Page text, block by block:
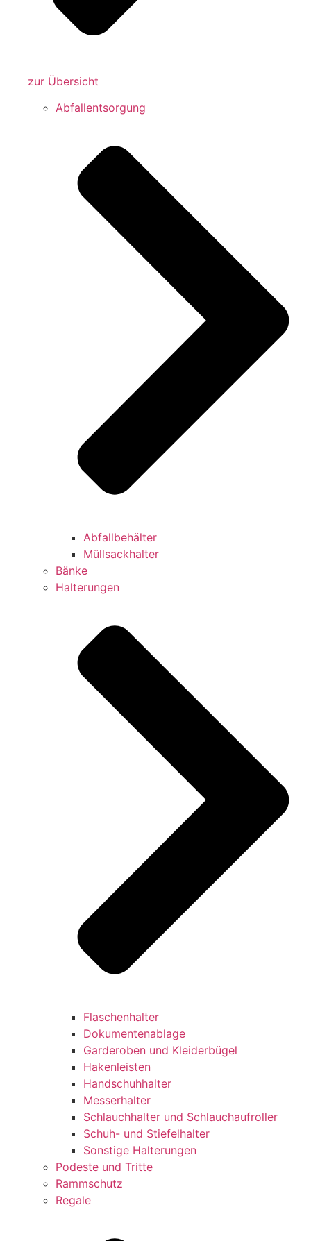
zur Übersicht
Abfallentsorgung
Abfallbehälter
Müllsackhalter
Bänke
Halterungen
Flaschenhalter
Dokumentenablage
Garderoben und Kleiderbügel
Hakenleisten
Handschuhhalter
Messerhalter
Schlauchhalter und Schlauchaufroller
Schuh- und Stiefelhalter
Sonstige Halterungen
Podeste und Tritte
Rammschutz
Regale